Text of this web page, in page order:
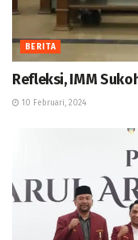
BERITA
Refleksi, IMM
10 Februari, 2024